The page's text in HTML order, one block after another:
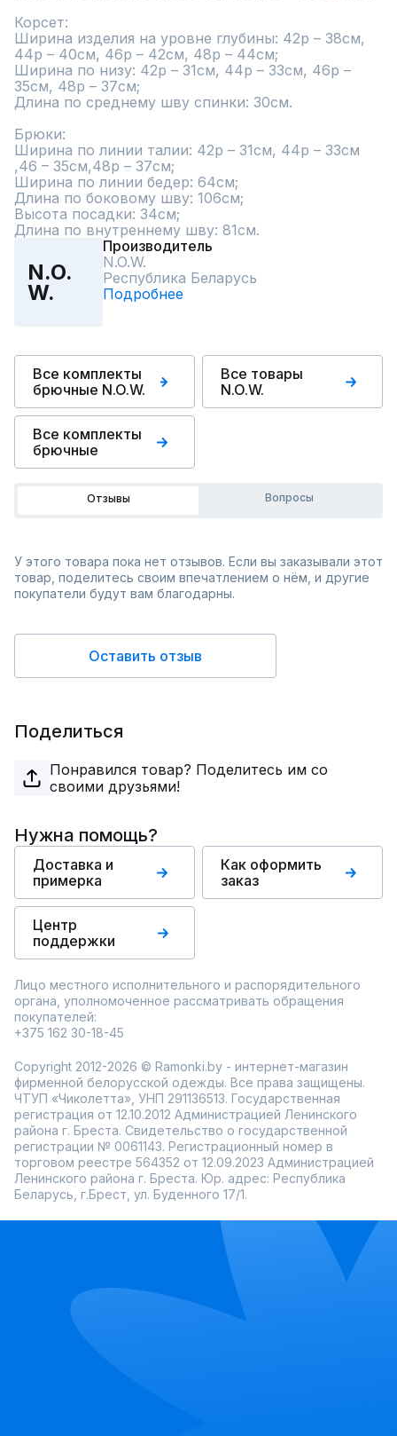
Корсет:
Ширина изделия на уровне глубины: 42р – 38см,
44р – 40см, 46р – 42см, 48р – 44см;
Ширина по низу: 42р – 31см, 44р – 33см, 46р –
35см, 48р – 37см;
Длина по среднему шву спинки: 30см.
Брюки:
Ширина по линии талии: 42р – 31см, 44р – 33см
,46 – 35см,48р – 37см;
Ширина по линии бедер: 64см;
Длина по боковому шву: 106см;
Высота посадки: 34см;
Длина по внутреннему шву: 81см.
N.O.
W.
Производитель
N.O.W.
Республика Беларусь
Подробнее
Все комплекты
брючные N.O.W.
Все товары
N.O.W.
Все комплекты
брючные
Отзывы Вопросы
У этого товара пока нет отзывов. Если вы заказывали этот
товар, поделитесь своим впечатлением о нём, и другие
покупатели будут вам благодарны.
Оставить отзыв
Поделиться
Понравился товар? Поделитесь им со
своими друзьями!
Нужна помощь?
Доставка и
примерка
Как оформить
заказ
Центр
поддержки
Лицо местного исполнительного и распорядительного
органа, уполномоченное рассматривать обращения
покупателей:
+375 162 30-18-45
Copyright 2012-2026 © Ramonki.by - интернет-магазин
фирменной белорусской одежды. Все права защищены.
ЧТУП «Чиколетта», УНП 291136513. Государственная
регистрация от 12.10.2012 Администрацией Ленинского
района г. Бреста. Свидетельство о государственной
регистрации № 0061143. Регистрационный номер в
торговом реестре 564352 от 12.09.2023 Администрацией
Ленинского района г. Бреста. Юр. адрес: Республика
Беларусь, г.Брест, ул. Буденного 17/1.